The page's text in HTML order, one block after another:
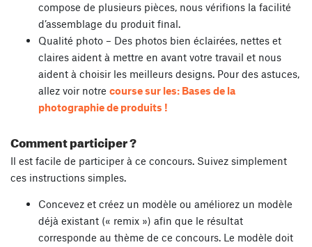
compose de plusieurs pièces, nous vérifions la facilité
d’assemblage du produit final.
Qualité photo – Des photos bien éclairées, nettes et
claires aident à mettre en avant votre travail et nous
aident à choisir les meilleurs designs. Pour des astuces,
allez voir notre course sur les: Bases de la
photographie de produits !
Comment participer ?
Il est facile de participer à ce concours. Suivez simplement
ces instructions simples.
Concevez et créez un modèle ou améliorez un modèle
déjà existant (« remix ») afin que le résultat
corresponde au thème de ce concours. Le modèle doit